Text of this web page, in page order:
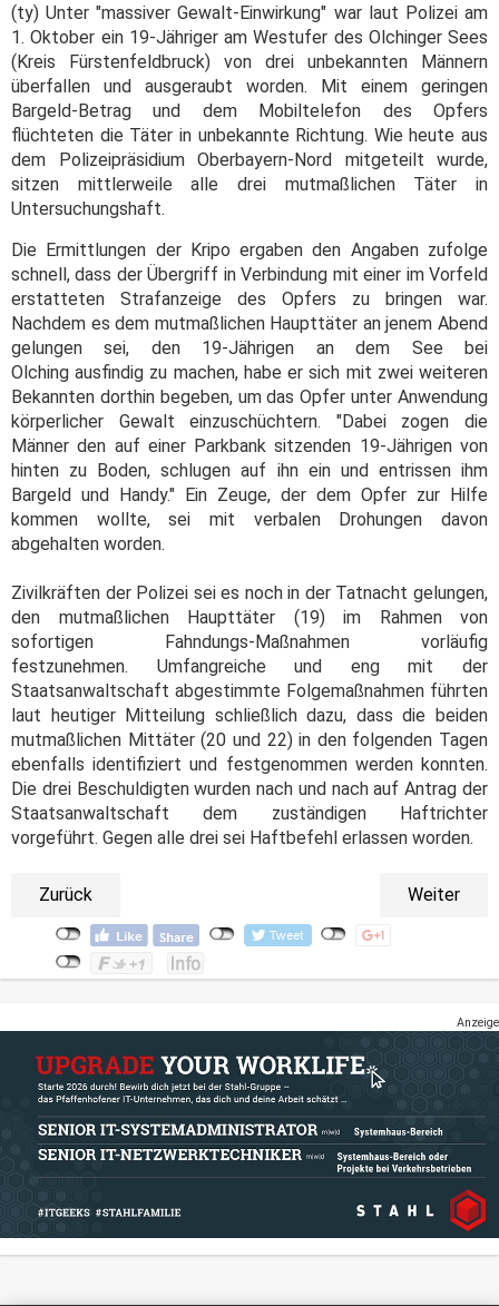
(ty) Unter "massiver Gewalt-Einwirkung" war laut Polizei am
1. Oktober ein 19-Jähriger am Westufer des Olchinger Sees
(Kreis Fürstenfeldbruck) von drei unbekannten Männern
überfallen und ausgeraubt worden. Mit einem geringen
Bargeld-Betrag und dem Mobiltelefon des Opfers
flüchteten die Täter in unbekannte Richtung. Wie heute aus
dem Polizeipräsidium Oberbayern-Nord mitgeteilt wurde,
sitzen mittlerweile alle drei mutmaßlichen Täter in
Untersuchungshaft.
Die Ermittlungen der Kripo ergaben den Angaben zufolge
schnell, dass der Übergriff in Verbindung mit einer im Vorfeld
erstatteten Strafanzeige des Opfers zu bringen war.
Nachdem es dem mutmaßlichen Haupttäter an jenem Abend
gelungen sei, den 19-Jährigen an dem See bei
Olching ausfindig zu machen, habe er sich mit zwei weiteren
Bekannten dorthin begeben, um das Opfer unter Anwendung
körperlicher Gewalt einzuschüchtern. "Dabei zogen die
Männer den auf einer Parkbank sitzenden 19-Jährigen von
hinten zu Boden, schlugen auf ihn ein und entrissen ihm
Bargeld und Handy." Ein Zeuge, der dem Opfer zur Hilfe
kommen wollte, sei mit verbalen Drohungen davon
abgehalten worden.
Zivilkräften der Polizei sei es noch in der Tatnacht gelungen,
den mutmaßlichen Haupttäter (19) im Rahmen von
sofortigen Fahndungs-Maßnahmen vorläufig
festzunehmen. Umfangreiche und eng mit der
Staatsanwaltschaft abgestimmte Folgemaßnahmen führten
laut heutiger Mitteilung schließlich dazu, dass die beiden
mutmaßlichen Mittäter (20 und 22) in den folgenden Tagen
ebenfalls identifiziert und festgenommen werden konnten.
Die drei Beschuldigten wurden nach und nach auf Antrag der
Staatsanwaltschaft dem zuständigen Haftrichter
vorgeführt. Gegen alle drei sei Haftbefehl erlassen worden.
Zurück Weiter
Anzeige